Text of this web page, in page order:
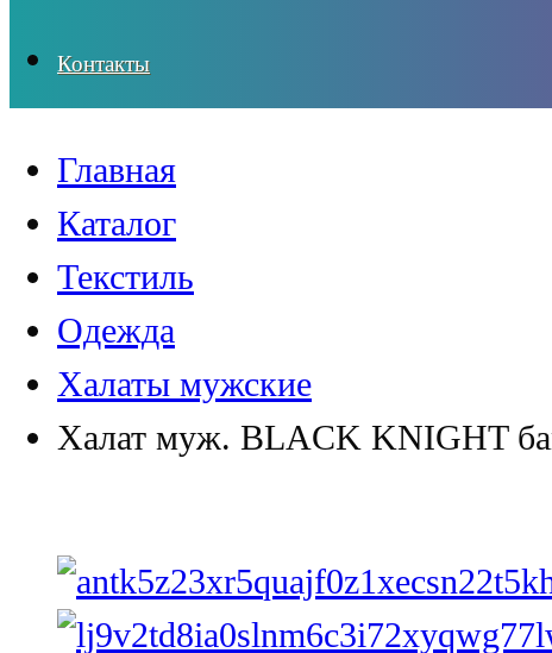
Контакты
Главная
Каталог
Текстиль
Одежда
Халаты мужские
Халат муж. BLACK KNIGHT